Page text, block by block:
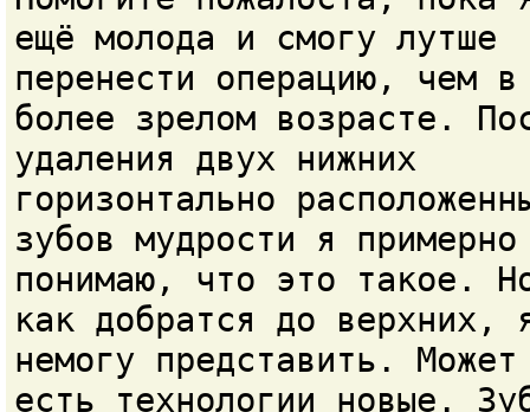
ещё молода и смогу лутше
перенести операцию, чем в
более зрелом возрасте.
удаления двух нижних
горизонтально
зубов мудрости я примерно
понимаю, что это такое.
как добратся до верхних,
немогу представить. Может
есть технологии новые.